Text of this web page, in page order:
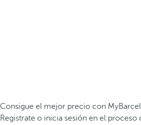
Consigue el mejor precio con
Registrate o inicia sesión en el